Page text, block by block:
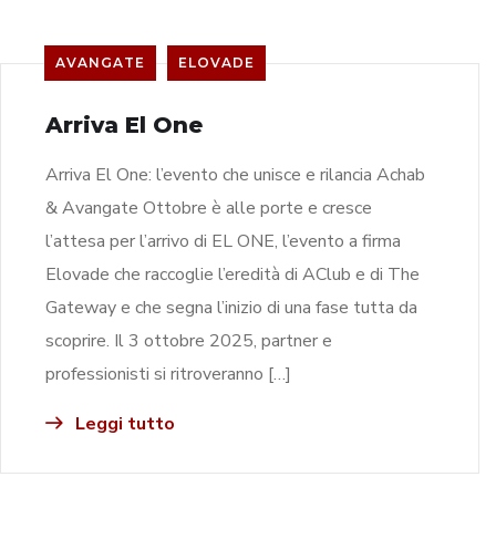
AVANGATE ELOVADE
Arriva El One
Arriva El One: l’evento che unisce e rilancia Achab
& Avangate Ottobre è alle porte e cresce
l’attesa per l’arrivo di EL ONE, l’evento a firma
Elovade che raccoglie l’eredità di AClub e di The
Gateway e che segna l’inizio di una fase tutta da
scoprire. Il 3 ottobre 2025, partner e
professionisti si ritroveranno […]
Leggi tutto